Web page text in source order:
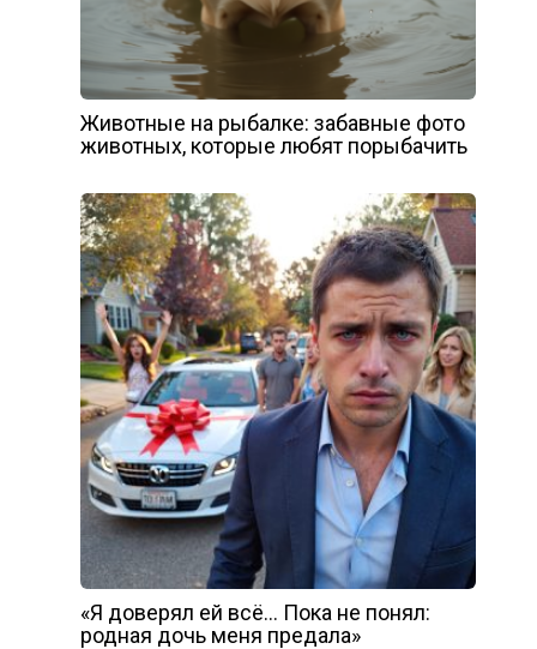
Животные на рыбалке: забавные фото
животных, которые любят порыбачить
«Я доверял ей всё… Пока не понял:
родная дочь меня предала»